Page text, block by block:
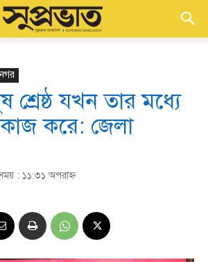
যখন তার মধ্যে
করে: জেলা
: ১১:৩১ অপরাহ্ণ